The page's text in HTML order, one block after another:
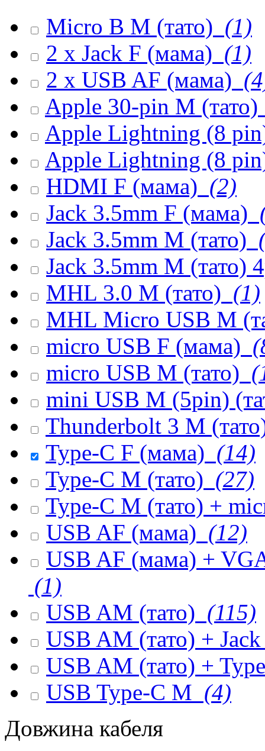
Micro B M (тато) (1)
2 x Jack F (мама) (1)
2 x USB AF (мама)
Apple 30-pin M (тато)
Apple Lightning (8
Apple Lightning (8
HDMI F (мама) (2)
Jack 3.5mm F (мама)
Jack 3.5mm M (тато)
Jack 3.5mm M (тато)
MHL 3.0 M (тато) (1)
MHL Micro USB M
micro USB F (мама)
micro USB M (тато)
mini USB M (5pin)
Thunderbolt 3 M
Type-C F (мама) (14)
Type-C M (тато) (27)
Type-C M (тато) +
USB AF (мама) (12)
USB AF (мама) +
(1)
USB AM (тато) (115)
USB AM (тато) +
USB AM (тато) +
USB Type-C M (4)
Довжина кабеля